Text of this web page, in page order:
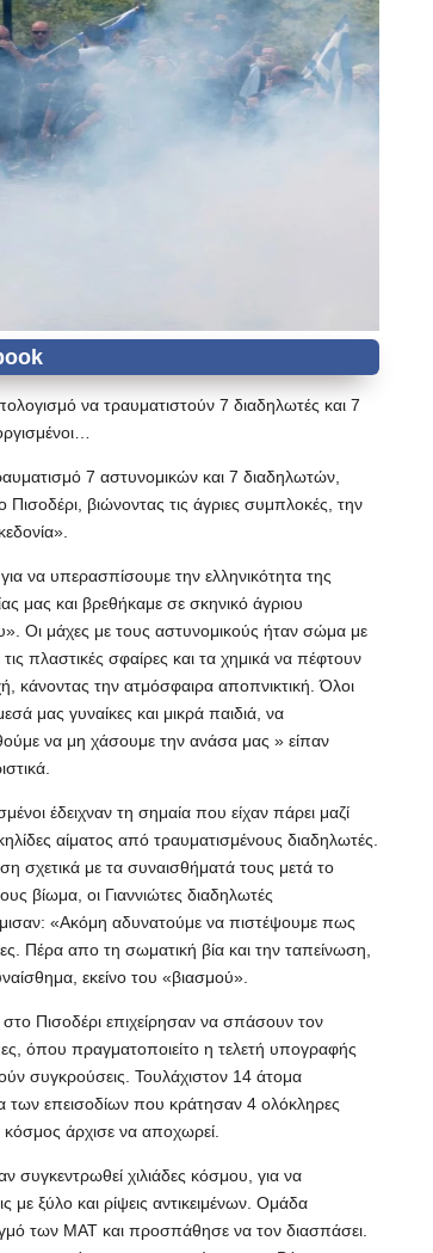
να τραυματιστούν 7 διαδηλωτές και 7
7 αστυνομικών και 7 διαδηλωτών,
βιώνοντας τις άγριες συμπλοκές, την
να υπερασπίσουμε την ελληνικότητα της
μας και βρεθήκαμε σε σκηνικό άγριου
Οι μάχες με τους αστυνομικούς ήταν σώμα με
πλαστικές σφαίρες και τα χημικά να πέφτουν
κάνοντας την ατμόσφαιρα αποπνικτική. Όλοι
μας γυναίκες και μικρά παιδιά, να
να μη χάσουμε την ανάσα μας » είπαν
έδειχναν τη σημαία που είχαν πάρει μαζί
αίματος από τραυματισμένους διαδηλωτές.
σχετικά με τα συναισθήματά τους μετά το
βίωμα, οι Γιαννιώτες διαδηλωτές
«Ακόμη αδυνατούμε να πιστέψουμε πως
Πέρα απο τη σωματική βία και την ταπείνωση,
εκείνο του «βιασμού».
Πισοδέρι επιχείρησαν να σπάσουν τον
όπου πραγματοποιείτο η τελετή υπογραφής
συγκρούσεις. Τουλάχιστον 14 άτομα
των επεισοδίων που κράτησαν 4 ολόκληρες
άρχισε να αποχωρεί.
συγκεντρωθεί χιλιάδες κόσμου, για να
ξύλο και ρίψεις αντικειμένων. Ομάδα
των ΜΑΤ και προσπάθησε να τον διασπάσει.